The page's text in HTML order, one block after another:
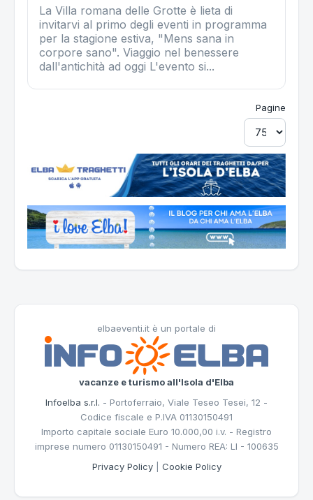
La Villa romana delle Grotte è lieta di
invitarvi al primo degli eventi in programma
per la stagione estiva, "Mens sana in
corpore sano". Viaggio nel benessere
dall'antichità ad oggi L'evento si...
Pagine
elbaeventi.it è un portale di
vacanze e turismo all'Isola d'Elba
Infoelba s.r.l. - Portoferraio, Viale Teseo Tesei, 12 -
Codice fiscale e P.IVA 01130150491
Importo capitale sociale Euro 10.000,00 i.v. - Registro
imprese numero 01130150491 - Numero REA: LI - 100635
Privacy Policy| Cookie Policy